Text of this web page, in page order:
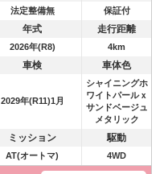
法定整備無 保証付
年式 走行距離
2026年(R8) 4km
車検 車体色
2029年(R11)1月
シャイニングホ
ワイトパールｘ
サンドベージュ
メタリック
ミッション 駆動
AT(オートマ) 4WD